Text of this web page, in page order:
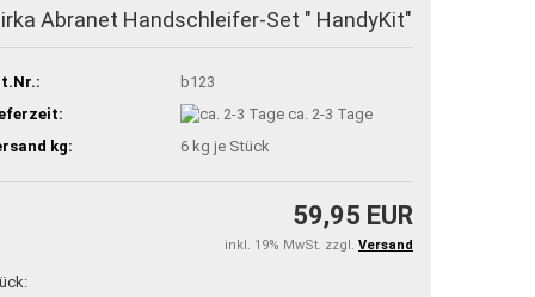
erstellen
vergessen?
UND SICHTSCHUTZ
ALU KASCHIERT TERRASSENDIELEN
% GROSSPOSTEN % VERSANDKOSTENFREI
Abranet Handschleifer-Set " HandyKit"
b123
ca. 2-3 Tage
kg:
6 kg je Stück
59,95 EUR
inkl. 19% MwSt. zzgl. Versand